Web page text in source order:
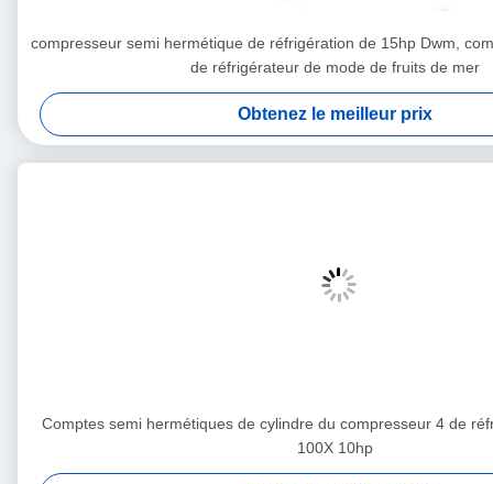
compresseur semi hermétique de réfrigération de 15hp Dwm,
de réfrigérateur de mode de fruits de mer
Obtenez le meilleur prix
Comptes semi hermétiques de cylindre du compresseur 4 de
100X 10hp